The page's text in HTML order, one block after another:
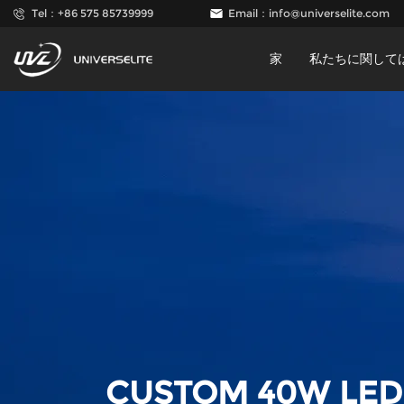
Tel：+86 575 85739999 Email： info@universelite.com
家 私たちに関して
CUSTOM 40W